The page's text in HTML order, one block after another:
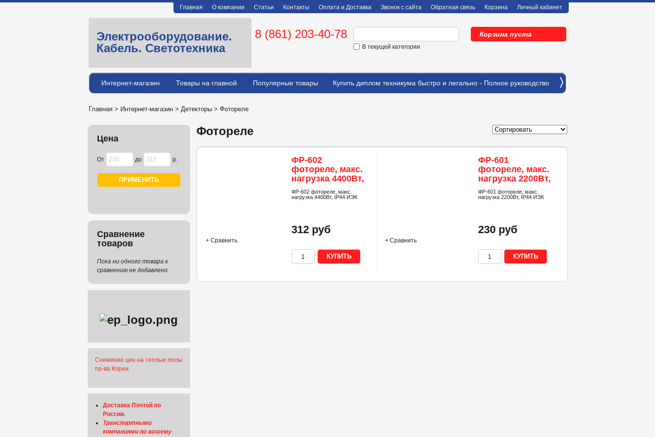
Главная О компании Статьи Контакты Оплата и Доставка Звонок с сайта Обратная связь Корзина Личный кабинет
Электрооборудование.
Кабель. Светотехника
8 (861) 203-40-78
В текущей категории
Корзина пуста
〉
Интернет-магазин Товары на главной Популярные товары Купить диплом техникума быстро и легально - Полное руководство
Главная > Интернет-магазин > Детекторы > Фотореле
Фотореле
+ Сравнить
ФР-602
фотореле, макс.
нагрузка 4400Вт,
IP44 ИЭК
ФР-602 фотореле, макс.
нагрузка 4400Вт, IP44 ИЭК
312 руб
+ Сравнить
ФР-601
фотореле, макс.
нагрузка 2200Вт,
IP44 ИЭК
ФР-601 фотореле, макс.
нагрузка 2200Вт, IP44 ИЭК
230 руб
Цена
От до р.
Сравнение
товаров
Пока ни одного товара к
сравнению не добавлено.
Снижение цен на теплые полы
пр-ва Кореи
Доставка Почтой по
России.
Транспортными
компаниями по вашему